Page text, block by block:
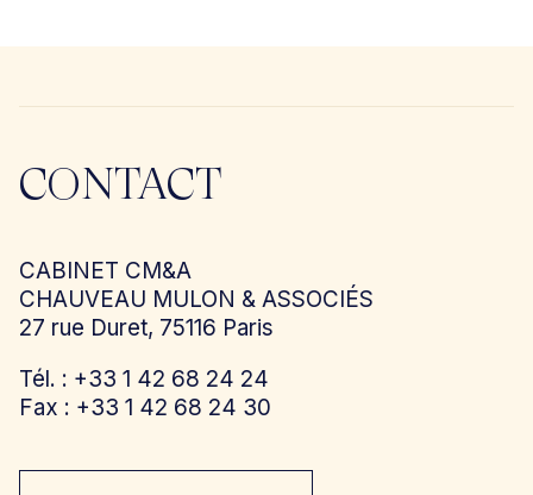
CONTACT
CABINET CM&A
CHAUVEAU MULON & ASSOCIÉS
27 rue Duret, 75116 Paris
Tél. : +33 1 42 68 24 24
Fax : +33 1 42 68 24 30